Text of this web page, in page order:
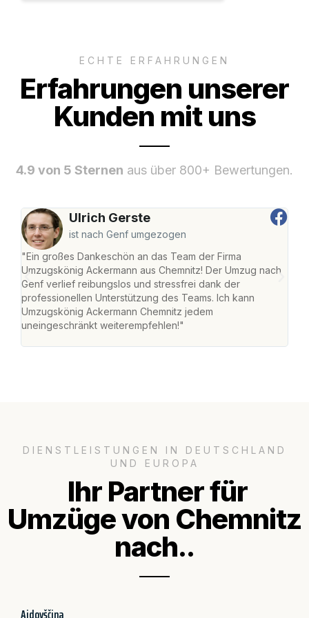
ECHTE ERFAHRUNGEN
Erfahrungen unserer
Kunden mit uns
4.9 von 5 Sternen aus über 800+ Bewertungen.
Ulrich Gerste
ist nach Genf umgezogen
"Ein großes Dankeschön an das Team der Firma
Umzugskönig Ackermann aus Chemnitz! Der Umzug nach
Genf verlief reibungslos und stressfrei dank der
professionellen Unterstützung des Teams. Ich kann
Umzugskönig Ackermann Chemnitz jedem
uneingeschränkt weiterempfehlen!"
DIENSTLEISTUNGEN IN DEUTSCHLAND
UND EUROPA
Ihr Partner für
Umzüge von Chemnitz
nach..